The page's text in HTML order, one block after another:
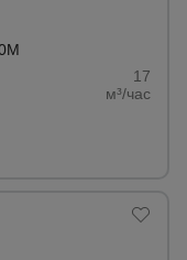
17
м³/час